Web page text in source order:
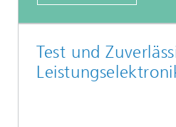
Test und